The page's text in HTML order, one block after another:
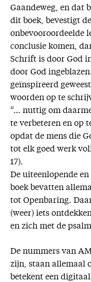
Bijbelstudieagenda
Gaandeweg, en dat
dit boek, bevestigt
onbevooroordeelde
conclusie komen,
Schrift is door God
door God
geïnspireerd
woorden op te
“… nuttig om
te verbeteren en op
opdat de mens die
tot elk goed werk
17).
De uiteenlopende
boek bevatten
tot Openbaring.
(weer) iets
en zich met de
De nummers van
zijn, staan allemaal
betekent een